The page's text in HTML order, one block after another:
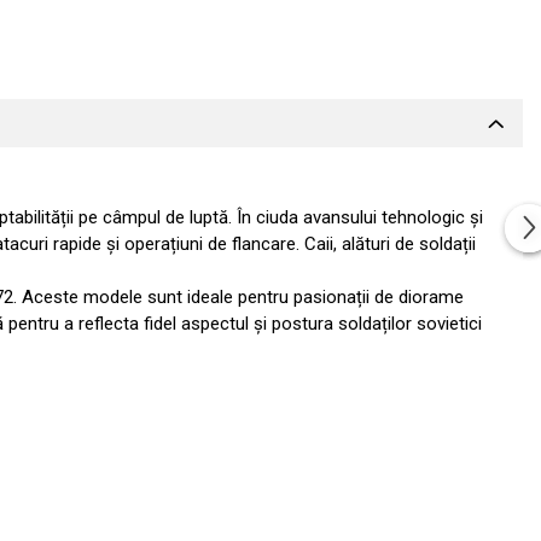
pe câmpul de luptă. În ciuda avansului tehnologic și
rapide și operațiuni de flancare. Caii, alături de soldații
Aceste modele sunt ideale pentru pasionații de diorame
a reflecta fidel aspectul și postura soldaților sovietici